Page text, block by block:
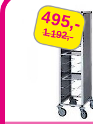
495,-
1.192,-